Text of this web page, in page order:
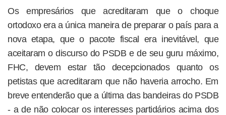
Os empresários que acreditaram que o choque
ortodoxo era a única maneira de preparar o país para a
nova etapa, que o pacote fiscal era inevitável, que
aceitaram o discurso do PSDB e de seu guru máximo,
FHC, devem estar tão decepcionados quanto os
petistas que acreditaram que não haveria arrocho. Em
breve entenderão que a última das bandeiras do PSDB
- a de não colocar os interesses partidários acima dos